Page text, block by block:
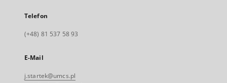
Telefon
(+48) 81 537 58 93
E-Mail
j.startek@umcs.pl